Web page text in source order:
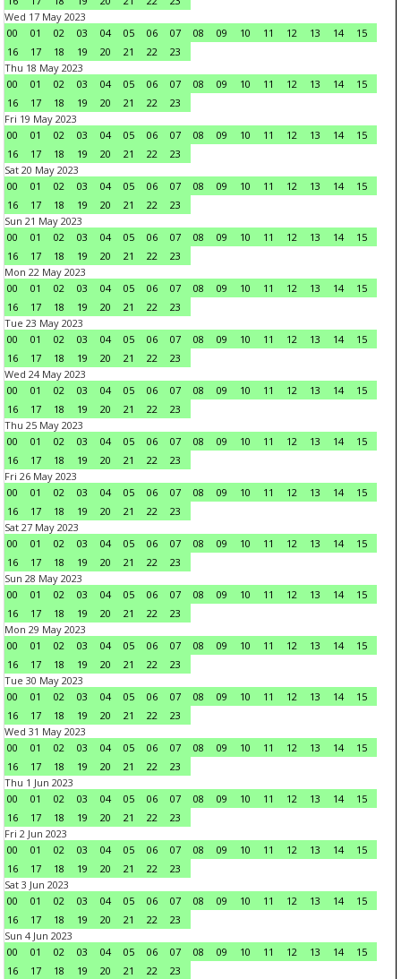
Wed 17 May 2023
00
01 02 03 04 05 06 07 08 09 10 11 12 13 14
15
16
17 18 19 20 21 22
23
Thu 18 May 2023
00
01 02 03 04 05 06 07 08 09 10 11 12 13 14
15
16
17 18 19 20 21 22
23
Fri 19 May 2023
00
01 02 03 04 05 06 07 08 09 10 11 12 13 14
15
16
17 18 19 20 21 22
23
Sat 20 May 2023
00
01 02 03 04 05 06 07 08 09 10 11 12 13 14
15
16
17 18 19 20 21 22
23
Sun 21 May 2023
00
01 02 03 04 05 06 07 08 09 10 11 12 13 14
15
16
17 18 19 20 21 22
23
Mon 22 May 2023
00
01 02 03 04 05 06 07 08 09 10 11 12 13 14
15
16
17 18 19 20 21 22
23
Tue 23 May 2023
00
01 02 03 04 05 06 07 08 09 10 11 12 13 14
15
16
17 18 19 20 21 22
23
Wed 24 May 2023
00
01 02 03 04 05 06 07 08 09 10 11 12 13 14
15
16
17 18 19 20 21 22
23
Thu 25 May 2023
00
01 02 03 04 05 06 07 08 09 10 11 12 13 14
15
16
17 18 19 20 21 22
23
Fri 26 May 2023
00
01 02 03 04 05 06 07 08 09 10 11 12 13 14
15
16
17 18 19 20 21 22
23
Sat 27 May 2023
00
01 02 03 04 05 06 07 08 09 10 11 12 13 14
15
16
17 18 19 20 21 22
23
Sun 28 May 2023
00
01 02 03 04 05 06 07 08 09 10 11 12 13 14
15
16
17 18 19 20 21 22
23
Mon 29 May 2023
00
01 02 03 04 05 06 07 08 09 10 11 12 13 14
15
16
17 18 19 20 21 22
23
Tue 30 May 2023
00
01 02 03 04 05 06 07 08 09 10 11 12 13 14
15
16
17 18 19 20 21 22
23
Wed 31 May 2023
00
01 02 03 04 05 06 07 08 09 10 11 12 13 14
15
16
17 18 19 20 21 22
23
Thu 1 Jun 2023
00
01 02 03 04 05 06 07 08 09 10 11 12 13 14
15
16
17 18 19 20 21 22
23
Fri 2 Jun 2023
00
01 02 03 04 05 06 07 08 09 10 11 12 13 14
15
16
17 18 19 20 21 22
23
Sat 3 Jun 2023
00
01 02 03 04 05 06 07 08 09 10 11 12 13 14
15
16
17 18 19 20 21 22
23
Sun 4 Jun 2023
00
01 02 03 04 05 06 07 08 09 10 11 12 13 14
15
16
17 18 19 20 21 22
23